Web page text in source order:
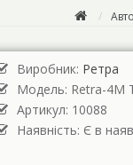
Виробник: Ретра
Модель: Retra-4М
Артикул: 10088
Наявність: Є в